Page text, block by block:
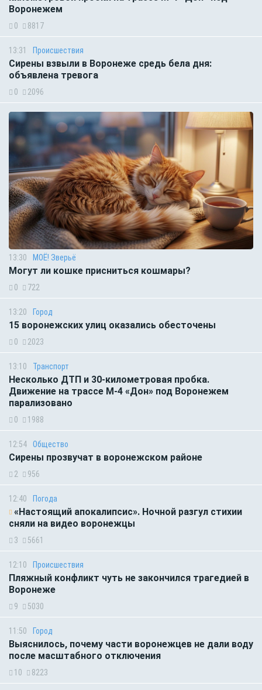
Воронежем
0 8817
13:31 Происшествия
Сирены взвыли в Воронеже средь бела дня:
объявлена тревога
0 2096
13:30 МОЁ! Зверьё
Могут ли кошке присниться кошмары?
0 722
13:20 Город
15 воронежских улиц оказались обесточены
0 2023
13:10 Транспорт
Несколько ДТП и 30-километровая пробка.
Движение на трассе М-4 «Дон» под Воронежем
парализовано
0 1988
12:54 Общество
Сирены прозвучат в воронежском районе
2 956
12:40 Погода
«Настоящий апокалипсис». Ночной разгул стихии
сняли на видео воронежцы
3 5661
12:10 Происшествия
Пляжный конфликт чуть не закончился трагедией в
Воронеже
9 5030
11:50 Город
Выяснилось, почему части воронежцев не дали воду
после масштабного отключения
10 8223